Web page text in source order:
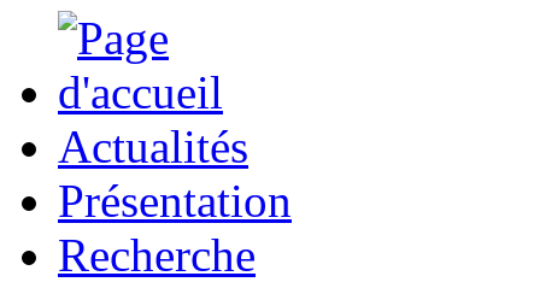
Actualités
Présentation
Recherche